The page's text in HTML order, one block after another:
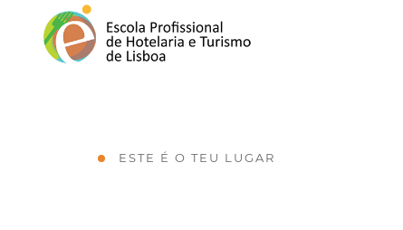
ESTE É O TEU LUGAR